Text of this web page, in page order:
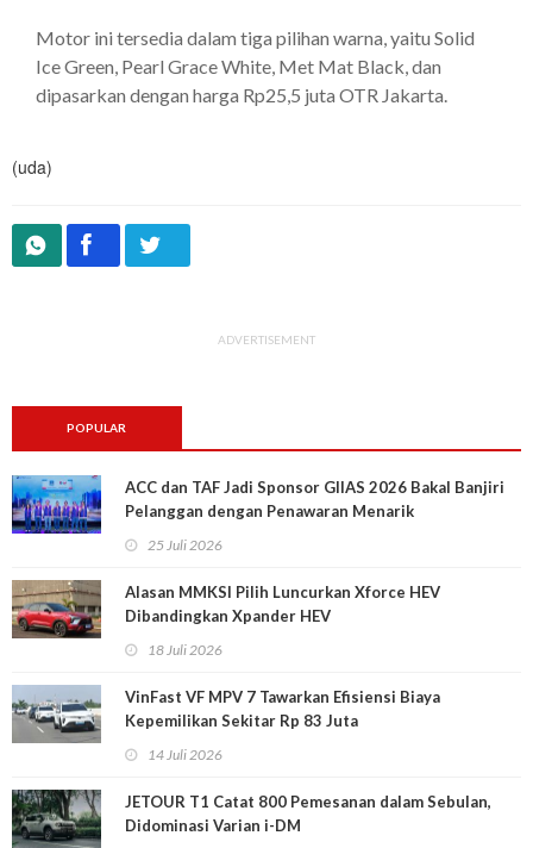
Motor ini tersedia dalam tiga pilihan warna, yaitu Solid
Ice Green, Pearl Grace White, Met Mat Black, dan
dipasarkan dengan harga Rp25,5 juta OTR Jakarta.
(uda)
ADVERTISEMENT
POPULAR
ACC dan TAF Jadi Sponsor GIIAS 2026 Bakal Banjiri
Pelanggan dengan Penawaran Menarik
25 Juli 2026
Alasan MMKSI Pilih Luncurkan Xforce HEV
Dibandingkan Xpander HEV
18 Juli 2026
VinFast VF MPV 7 Tawarkan Efisiensi Biaya
Kepemilikan Sekitar Rp 83 Juta
14 Juli 2026
JETOUR T1 Catat 800 Pemesanan dalam Sebulan,
Didominasi Varian i-DM